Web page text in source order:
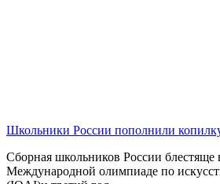
Школьники России пополнили
Сборная школьников России блестяще
Международной олимпиаде по